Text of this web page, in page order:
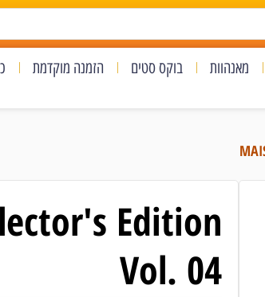
מאנהוות בוקס סטים הזמנה מוקדמת
Edition
Vol. 04